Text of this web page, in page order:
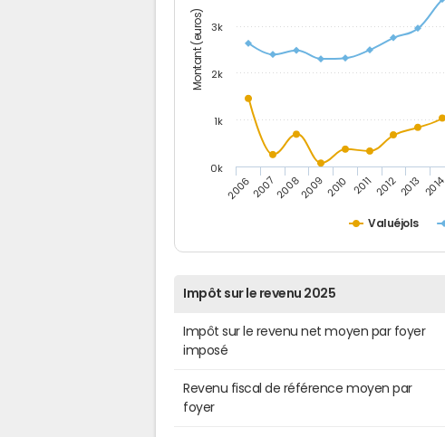
Montant (euros)
Valuéjols
20062007200820092010 2011 20122013 2014
0k
1k
2k
3k
Impôt sur le revenu 2025
Impôt sur le revenu net moyen par foyer
imposé
Revenu fiscal de référence moyen par
foyer